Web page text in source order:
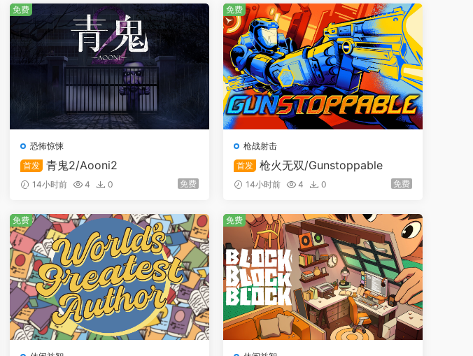
恐怖惊悚
首发 青鬼2/Aooni2
14小时前 4 0 免费
免费
枪战射击
首发 枪火无双/Gunstoppable
14小时前 4 0 免费
免费
免费 免费